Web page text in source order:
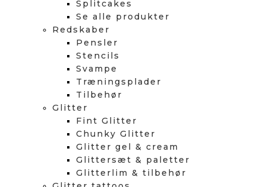
Splitcakes
Se alle produkter
Redskaber
Pensler
Stencils
Svampe
Træningsplader
Tilbehør
Glitter
Fint Glitter
Chunky Glitter
Glitter gel & cream
Glittersæt & paletter
Glitterlim & tilbehør